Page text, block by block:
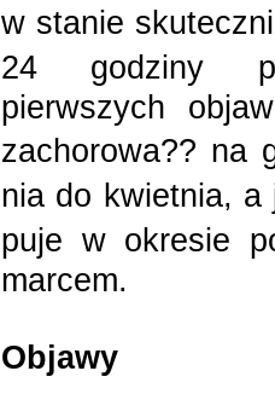
w stanie
24 godziny
pierwszych
zachorowa?? na
nia do kwietnia,
puje w okresie
marcem.
Objawy